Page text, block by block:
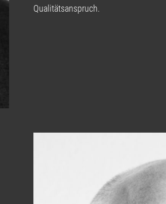
Qualitätsanspruch.